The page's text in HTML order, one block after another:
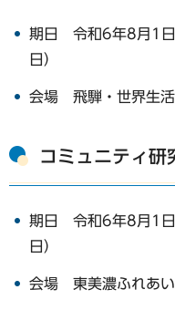
期日 令和6年8月1日
日）
会場 飛騨・世界生活
コミュニティ研
期日 令和6年8月1日
日）
会場 東美濃ふれあい